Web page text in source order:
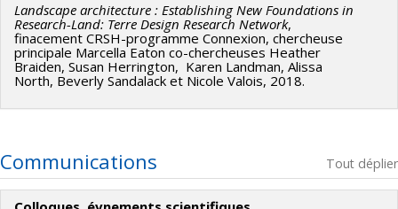
Landscape architecture : Establishing New Foundations in
Research-Land: Terre Design Research Network,
finacement CRSH-programme Connexion, chercheuse
principale Marcella Eaton co-chercheuses Heather
Braiden, Susan Herrington, Karen Landman, Alissa
North, Beverly Sandalack et Nicole Valois, 2018.
Communications Tout déplier